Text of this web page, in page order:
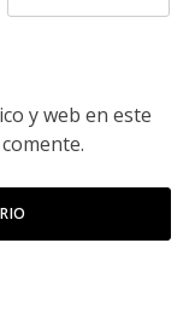
y web en este